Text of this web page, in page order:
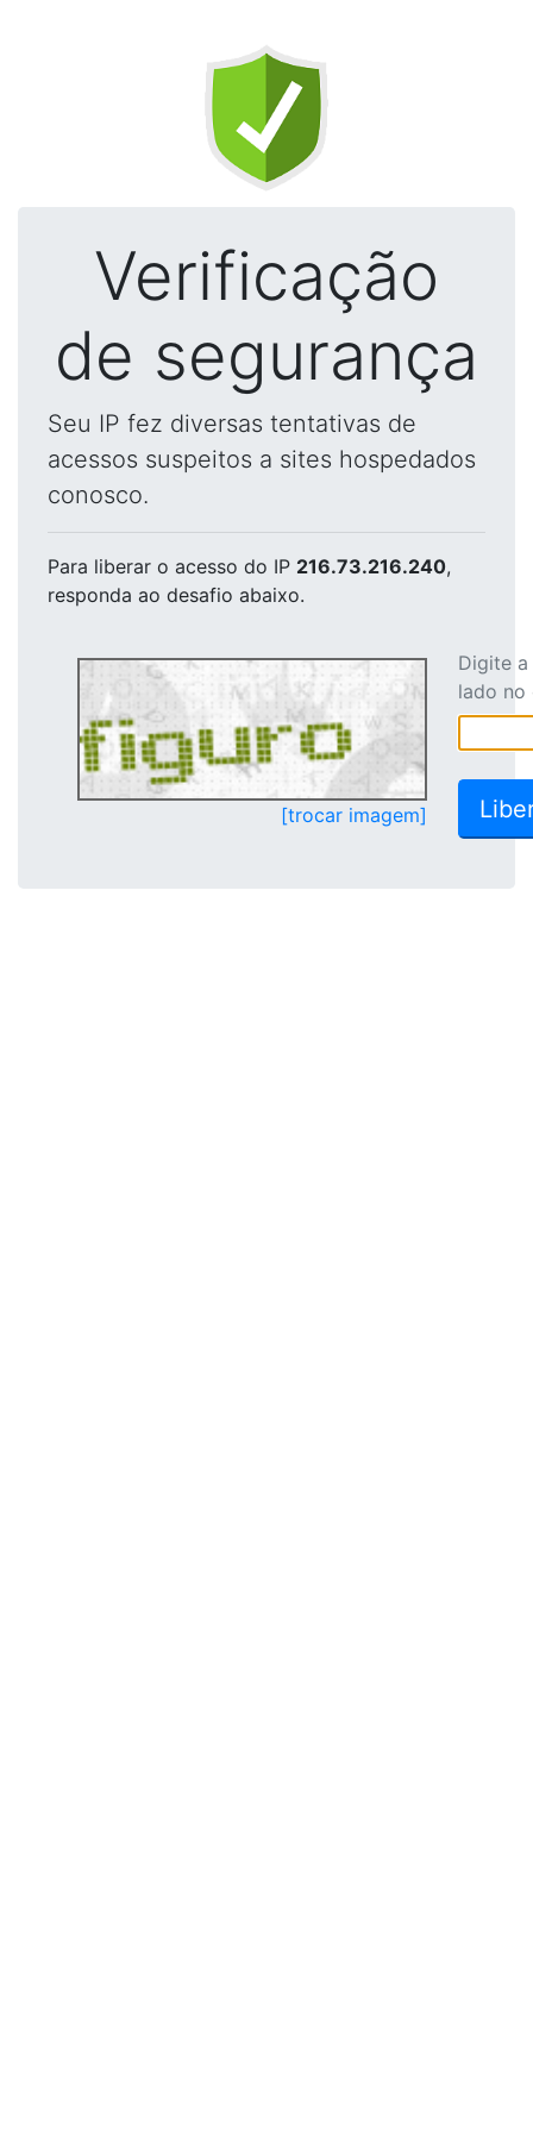
Verificação
de segurança
Seu IP fez diversas tentativas de
acessos suspeitos a sites hospedados
conosco.
Para liberar o acesso do IP 216.73.216.240,
responda ao desafio abaixo.
[trocar imagem]
Digite
lado no